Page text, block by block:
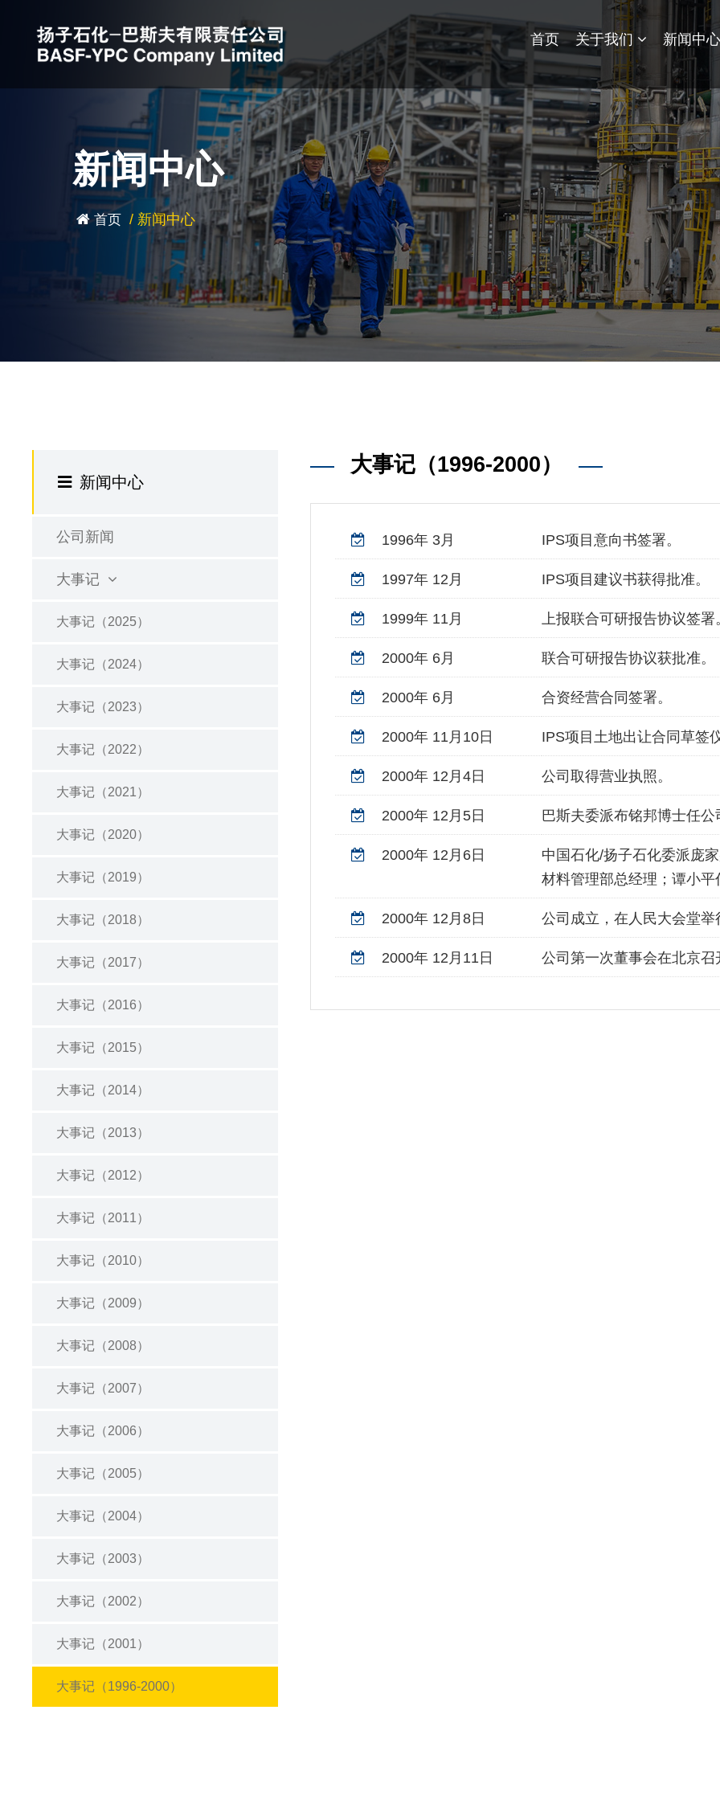
首页 关于我们 新闻中心
新闻中心
首页 / 新闻中心
新闻中心
公司新闻
大事记
大事记（2025）
大事记（2024）
大事记（2023）
大事记（2022）
大事记（2021）
大事记（2020）
大事记（2019）
大事记（2018）
大事记（2017）
大事记（2016）
大事记（2015）
大事记（2014）
大事记（2013）
大事记（2012）
大事记（2011）
大事记（2010）
大事记（2009）
大事记（2008）
大事记（2007）
大事记（2006）
大事记（2005）
大事记（2004）
大事记（2003）
大事记（2002）
大事记（2001）
大事记（1996-2000）
大事记（1996-2000）
1996年 3月 IPS项目意向书签署。
1997年 12月 IPS项目建议书获得批准。
1999年 11月 上报联合可研报告协议签署
2000年 6月 联合可研报告协议获批准。
2000年 6月 合资经营合同签署。
2000年 11月10日 IPS项目土地出让合同草签
2000年 12月4日 公司取得营业执照。
2000年 12月5日 巴斯夫委派布铭邦博士任公
2000年 12月6日
中国石化/扬子石化委派庞
材料管理部总经理；谭小
2000年 12月8日 公司成立，在人民大会堂举
2000年 12月11日 公司第一次董事会在北京召